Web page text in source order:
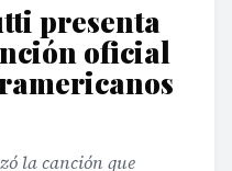
presenta
oficial
la canción que